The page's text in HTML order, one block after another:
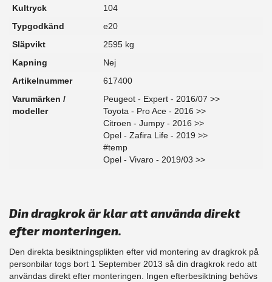
Kultryck
104
Typgodkänd
e20
Släpvikt
2595 kg
Kapning
Nej
Artikelnummer
617400
Varumärken /
modeller
Peugeot - Expert - 2016/07 >>
Toyota - Pro Ace - 2016 >>
Citroen - Jumpy - 2016 >>
Opel - Zafira Life - 2019 >>
#temp
Opel - Vivaro - 2019/03 >>
Din dragkrok är klar att använda direkt
efter monteringen.
Den direkta besiktningsplikten efter vid montering av dragkrok på
personbilar togs bort 1 September 2013 så din dragkrok redo att
användas direkt efter monteringen. Ingen efterbesiktning behövs